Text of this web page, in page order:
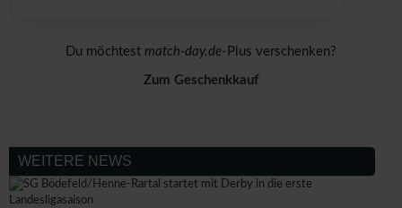
Du möchtest match-day.de-Plus verschenken?
Zum Geschenkkauf
WEITERE NEWS